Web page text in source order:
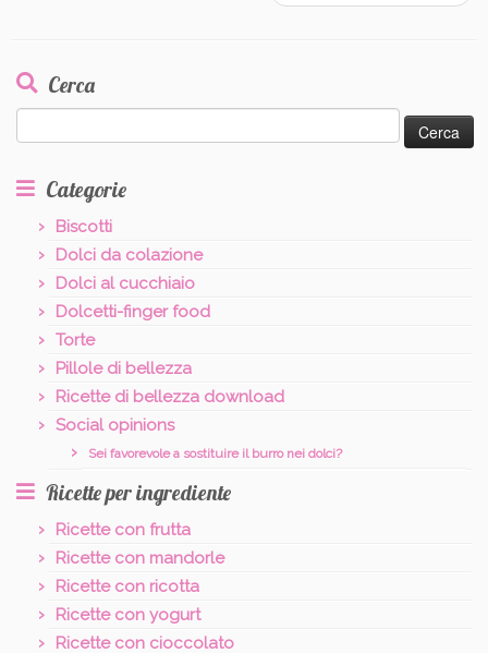
Cerca
per:
Categorie
Biscotti
Dolci da colazione
Dolci al cucchiaio
Dolcetti-finger food
Torte
Pillole di bellezza
Ricette di bellezza download
Social opinions
Sei favorevole a sostituire il burro nei dolci?
Ricette per ingrediente
Ricette con frutta
Ricette con mandorle
Ricette con ricotta
Ricette con yogurt
Ricette con cioccolato